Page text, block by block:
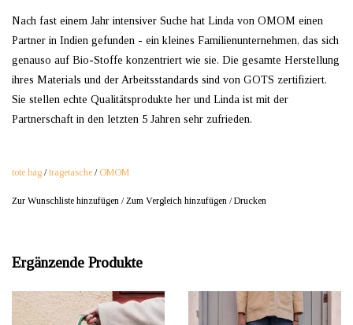
Nach fast einem Jahr intensiver Suche hat Linda von OMOM einen
Partner in Indien gefunden - ein kleines Familienunternehmen, das sich
genauso auf Bio-Stoffe konzentriert wie sie. Die gesamte Herstellung
ihres Materials und der Arbeitsstandards sind von GOTS zertifiziert.
Sie stellen echte Qualitätsprodukte her und Linda ist mit der
Partnerschaft in den letzten 5 Jahren sehr zufrieden.
tote bag /tragetasche / OMOM
Zur Wunschliste hinzufügen /Zum Vergleich hinzufügen /Drucken
Ergänzende Produkte